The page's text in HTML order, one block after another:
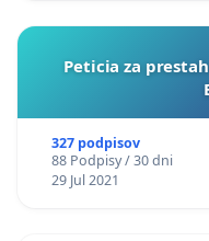
Peticia za
327 podpisov
88 Podpisy / 30 dni
29 Jul 2021